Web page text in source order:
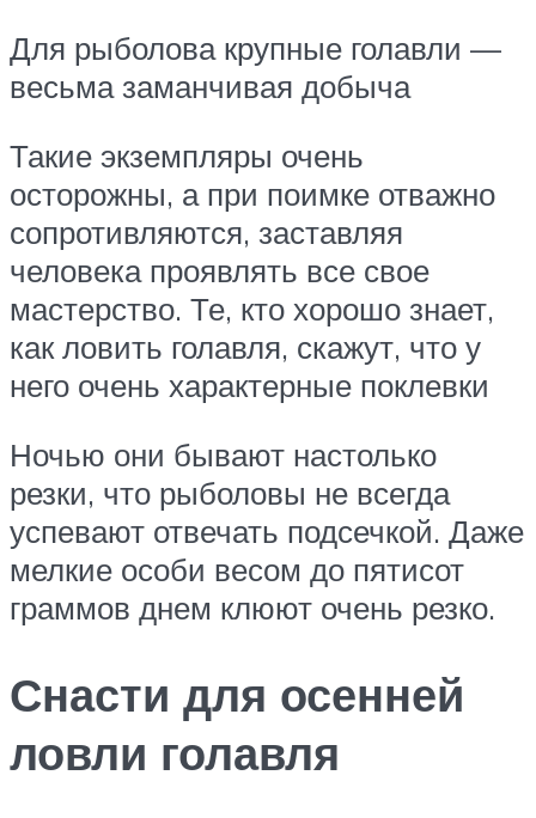
Для рыболова крупные голавли —
весьма заманчивая добыча
Такие экземпляры очень
осторожны, а при поимке отважно
сопротивляются, заставляя
человека проявлять все свое
мастерство. Те, кто хорошо знает,
как ловить голавля, скажут, что у
него очень характерные поклевки
Ночью они бывают настолько
резки, что рыболовы не всегда
успевают отвечать подсечкой. Даже
мелкие особи весом до пятисот
граммов днем клюют очень резко.
Снасти для осенней
ловли голавля